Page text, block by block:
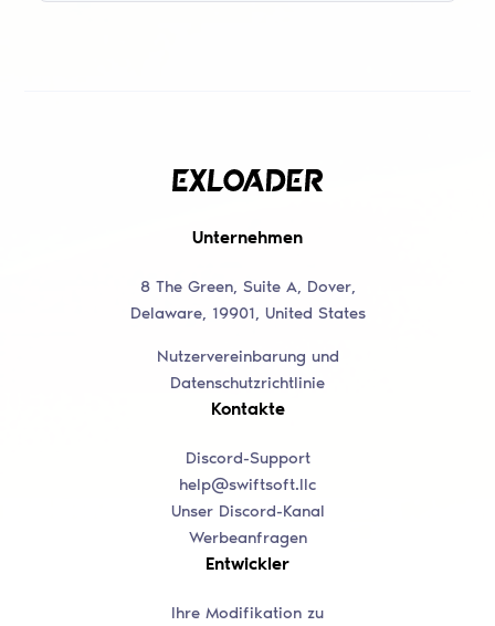
Unternehmen
8 The Green, Suite A, Dover,
Delaware, 19901, United States
Nutzervereinbarung und
Datenschutzrichtlinie
Kontakte
Discord-Support
help@swiftsoft.llc
Unser Discord-Kanal
Werbeanfragen
Entwickler
Ihre Modifikation zu